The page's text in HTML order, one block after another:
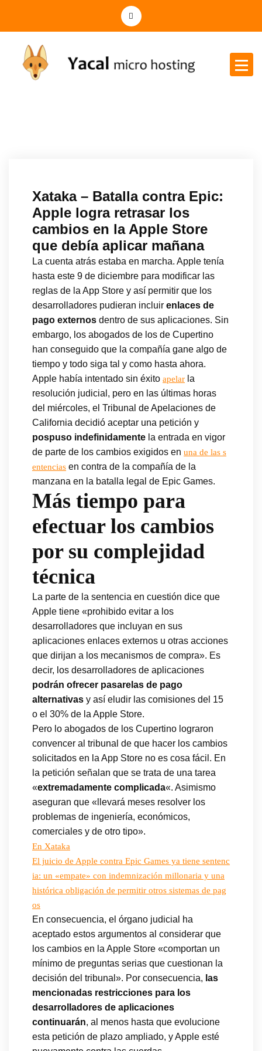
Xataka – Batalla contra Epic:
Apple logra retrasar los
cambios en la Apple Store
que debía aplicar mañana
La cuenta atrás estaba en marcha. Apple tenía
hasta este 9 de diciembre para modificar las
reglas de la App Store y así permitir que los
desarrolladores pudieran incluir enlaces de
pago externos dentro de sus aplicaciones. Sin
embargo, los abogados de los de Cupertino
han conseguido que la compañía gane algo de
tiempo y todo siga tal y como hasta ahora.
Apple había intentado sin éxito apelar la
resolución judicial, pero en las últimas horas
del miércoles, el Tribunal de Apelaciones de
California decidió aceptar una petición y
pospuso indefinidamente la entrada en vigor
de parte de los cambios exigidos en una de las s
entencias en contra de la compañía de la
manzana en la batalla legal de Epic Games.
Más tiempo para
efectuar los cambios
por su complejidad
técnica
La parte de la sentencia en cuestión dice que
Apple tiene «prohibido evitar a los
desarrolladores que incluyan en sus
aplicaciones enlaces externos u otras acciones
que dirijan a los mecanismos de compra». Es
decir, los desarrolladores de aplicaciones
podrán ofrecer pasarelas de pago
alternativas y así eludir las comisiones del 15
o el 30% de la Apple Store.
Pero lo abogados de los Cupertino lograron
convencer al tribunal de que hacer los cambios
solicitados en la App Store no es cosa fácil. En
la petición señalan que se trata de una tarea
«extremadamente complicada«. Asimismo
aseguran que «llevará meses resolver los
problemas de ingeniería, económicos,
comerciales y de otro tipo».
En Xataka
El juicio de Apple contra Epic Games ya tiene sentenc
ia: un «empate» con indemnización millonaria y una
histórica obligación de permitir otros sistemas de pag
os
En consecuencia, el órgano judicial ha
aceptado estos argumentos al considerar que
los cambios en la Apple Store «comportan un
mínimo de preguntas serias que cuestionan la
decisión del tribunal». Por consecuencia, las
mencionadas restricciones para los
desarrolladores de aplicaciones
continuarán, al menos hasta que evolucione
esta petición de plazo ampliado, y Apple esté